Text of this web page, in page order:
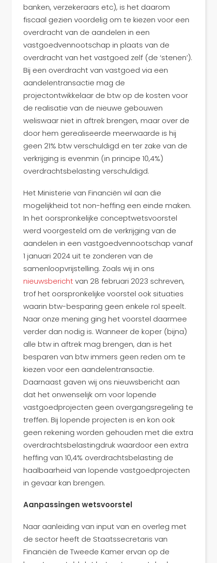
banken, verzekeraars etc), is het daarom
fiscaal gezien voordelig om te kiezen voor een
overdracht van de aandelen in een
vastgoedvennootschap in plaats van de
overdracht van het vastgoed zelf (de ‘stenen’).
Bij een overdracht van vastgoed via een
aandelentransactie mag de
projectontwikkelaar de btw op de kosten voor
de realisatie van de nieuwe gebouwen
weliswaar niet in aftrek brengen, maar over de
door hem gerealiseerde meerwaarde is hij
geen 21% btw verschuldigd en ter zake van de
verkrijging is evenmin (in principe 10,4%)
overdrachtsbelasting verschuldigd.
Het Ministerie van Financiën wil aan die
mogelijkheid tot non-heffing een einde maken.
In het oorspronkelijke conceptwetsvoorstel
werd voorgesteld om de verkrijging van de
aandelen in een vastgoedvennootschap vanaf
1 januari 2024 uit te zonderen van de
samenloopvrijstelling. Zoals wij in ons
nieuwsberichtvan 28 februari 2023 schreven,
trof het oorspronkelijke voorstel ook situaties
waarin btw-besparing geen enkele rol speelt.
Naar onze mening ging het voorstel daarmee
verder dan nodig is. Wanneer de koper (bijna)
alle btw in aftrek mag brengen, dan is het
besparen van btw immers geen reden om te
kiezen voor een aandelentransactie.
Daarnaast gaven wij ons nieuwsbericht aan
dat het onwenselijk om voor lopende
vastgoedprojecten geen overgangsregeling te
treffen. Bij lopende projecten is en kon ook
geen rekening worden gehouden met die extra
overdrachtsbelastingdruk waardoor een extra
heffing van 10,4% overdrachtsbelasting de
haalbaarheid van lopende vastgoedprojecten
in gevaar kan brengen.
Aanpassingen wetsvoorstel
Naar aanleiding van input van en overleg met
de sector heeft de Staatssecretaris van
Financiën de Tweede Kamer ervan op de